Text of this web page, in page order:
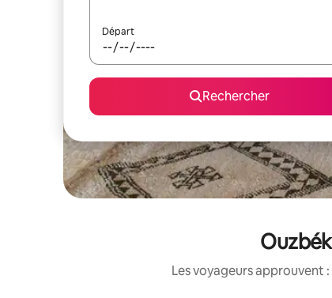
Départ
Rechercher
Les voyageurs approuvent